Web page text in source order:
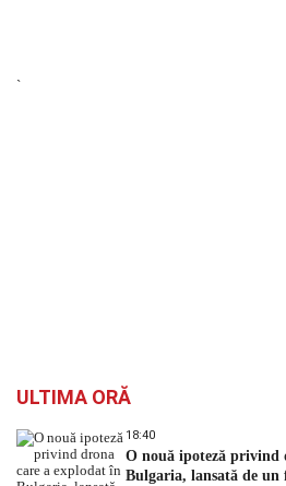
`
ULTIMA ORĂ
18:40
O nouă ipoteză privind
Bulgaria, lansată de